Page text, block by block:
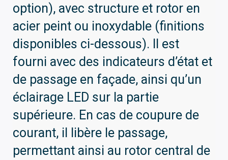
option), avec structure et rotor en
acier peint ou inoxydable (finitions
disponibles ci-dessous). Il est
fourni avec des indicateurs d’état et
de passage en façade, ainsi qu’un
éclairage LED sur la partie
supérieure. En cas de coupure de
courant, il libère le passage,
permettant ainsi au rotor central de